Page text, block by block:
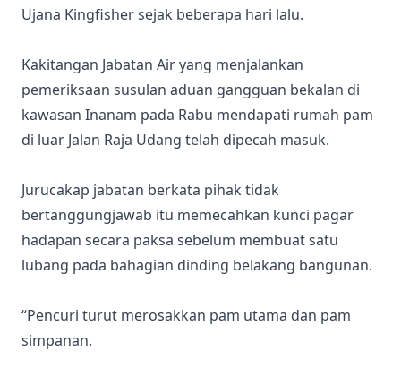
Ujana Kingfisher sejak beberapa hari lalu.
Kakitangan Jabatan Air yang menjalankan
pemeriksaan susulan aduan gangguan bekalan di
kawasan Inanam pada Rabu mendapati rumah pam
di luar Jalan Raja Udang telah dipecah masuk.
Jurucakap jabatan berkata pihak tidak
bertanggungjawab itu memecahkan kunci pagar
hadapan secara paksa sebelum membuat satu
lubang pada bahagian dinding belakang bangunan.
“Pencuri turut merosakkan pam utama dan pam
simpanan.